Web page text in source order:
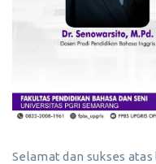
Selamat dan sukses